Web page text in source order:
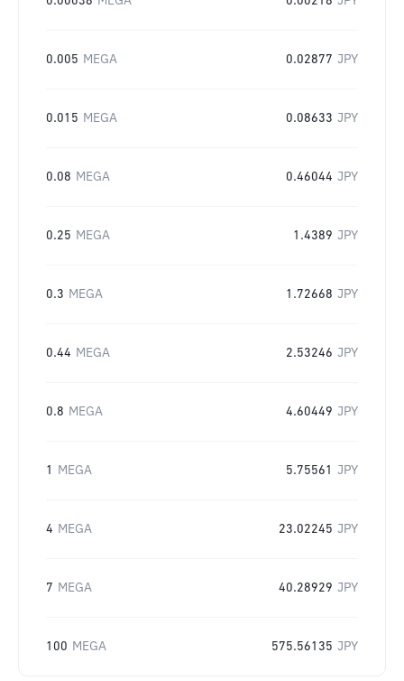
0.005 MEGA 0.02877 JPY
0.015 MEGA 0.08633 JPY
0.08 MEGA 0.46044 JPY
0.25 MEGA 1.4389 JPY
0.3 MEGA 1.72668 JPY
0.44 MEGA 2.53246 JPY
0.8 MEGA 4.60449 JPY
1 MEGA 5.75561 JPY
4 MEGA 23.02245 JPY
7 MEGA 40.28929 JPY
100 MEGA 575.56135 JPY